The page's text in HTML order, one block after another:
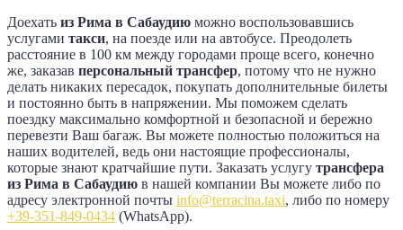
Доехать из Рима в Сабаудию можно воспользовавшись
услугами такси, на поезде или на автобусе. Преодолеть
расстояние в 100 км между городами проще всего, конечно
же, заказав персональный трансфер, потому что не нужно
делать никаких пересадок, покупать дополнительные билеты
и постоянно быть в напряжении. Мы поможем сделать
поездку максимально комфортной и безопасной и бережно
перевезти Ваш багаж. Вы можете полностью положиться на
наших водителей, ведь они настоящие профессионалы,
которые знают кратчайшие пути. Заказать услугу трансфера
из Рима в Сабаудию в нашей компании Вы можете либо по
адресу электронной почты info@terracina.taxi, либо по номеру
+39-351-849-0434 (WhatsApp).